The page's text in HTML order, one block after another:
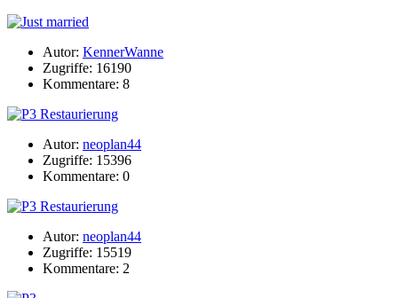
Autor: KennerWanne
Zugriffe: 16190
Kommentare: 8
Autor: neoplan44
Zugriffe: 15396
Kommentare: 0
Autor: neoplan44
Zugriffe: 15519
Kommentare: 2